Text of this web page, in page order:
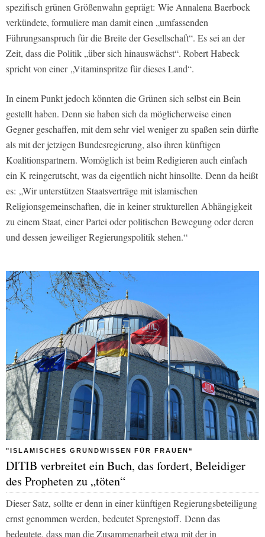
spezifisch grünen Größenwahn geprägt: Wie Annalena Baerbock
verkündete, formuliere man damit einen „umfassenden
Führungsanspruch für die Breite der Gesellschaft“. Es sei an der
Zeit, dass die Politik „über sich hinauswächst“. Robert Habeck
spricht von einer „Vitaminspritze für dieses Land“.
In einem Punkt jedoch könnten die Grünen sich selbst ein Bein
gestellt haben. Denn sie haben sich da möglicherweise einen
Gegner geschaffen, mit dem sehr viel weniger zu spaßen sein dürfte
als mit der jetzigen Bundesregierung, also ihren künftigen
Koalitionspartnern. Womöglich ist beim Redigieren auch einfach
ein K reingerutscht, was da eigentlich nicht hinsollte. Denn da heißt
es: „Wir unterstützen Staatsverträge mit islamischen
Religionsgemeinschaften, die in keiner strukturellen Abhängigkeit
zu einem Staat, einer Partei oder politischen Bewegung oder deren
und dessen jeweiliger Regierungspolitik stehen.“
"ISLAMISCHES GRUNDWISSEN FÜR FRAUEN“
DITIB verbreitet ein Buch, das fordert, Beleidiger
des Propheten zu „töten“
Dieser Satz, sollte er denn in einer künftigen Regierungsbeteiligung
ernst genommen werden, bedeutet Sprengstoff. Denn das
bedeutete, dass man die Zusammenarbeit etwa mit der in